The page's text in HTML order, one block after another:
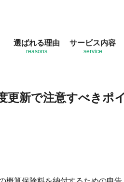
選ばれる理由
reasons
サービス内容
service
新で注意すべきポイントは？
更新で注意すべきポ